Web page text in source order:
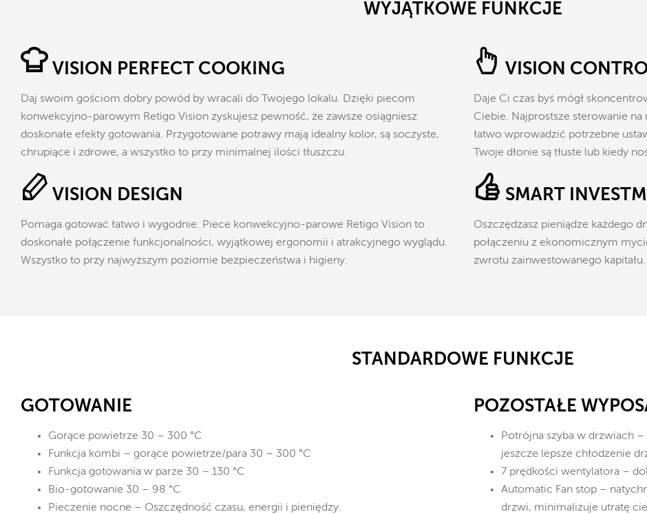
WYJĄTKOWE FUNKCJE
VISION PERFECT COOKING
Daj swoim gościom dobry powód by wracali do Twojego lokalu. Dzięki piecom
konwekcyjno-parowym Retigo Vision zyskujesz pewność, że zawsze osiągniesz
doskonałe efekty gotowania. Przygotowane potrawy mają idealny kolor, są soczyste,
chrupiące i zdrowe, a wszystko to przy minimalnej ilości tłuszczu.
VISION DESIGN
Pomaga gotować łatwo i wygodnie. Piece konwekcyjno-parowe Retigo Vision to
doskonałe połączenie funkcjonalności, wyjątkowej ergonomii i atrakcyjnego wyglądu.
Wszystko to przy najwyższym poziomie bezpieczeństwa i higieny.
VISION
Daje Ci czas byś mógł
Ciebie. Najprostsze sterowanie
łatwo wprowadzić potrzebne
Twoje dłonie są tłuste lub kiedy
SMART
Oszczędzasz pieniądze każdego
połączeniu z ekonomicznym
zwrotu zainwestowanego kapitału.
STANDARDOWE FUNKCJE
GOTOWANIE
Gorące powietrze 30 – 300 °C
Funkcja kombi – gorące powietrze/para 30 – 300 °C
Funkcja gotowania w parze 30 – 130 °C
Bio-gotowanie 30 – 98 °C
Pieczenie nocne – Oszczędność czasu, energii i pieniędzy.
POZOSTAŁE
Potrójna szyba w drzwiach
jeszcze lepsze chłodzenie
7 prędkości wentylatora –
Automatic Fan stop –
drzwi, minimalizuje utratę